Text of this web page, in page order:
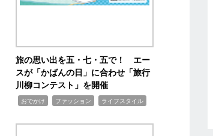
旅の思い出を五・七・五で！ エー
スが「かばんの日」に合わせ「旅行
川柳コンテスト」を開催
おでかけ ファッション ライフスタイル